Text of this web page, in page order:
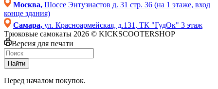
Москва, Шоссе Энтузиастов д. 31 стр. 36 (на 1 этаже, вход
конце здания)
Самара, ул. Красноармейская, д.131, ТК "ГудОк" 3 этаж
Трюковые самокаты 2026 © KICKSCOOTERSHOP
Версия для печати
Найти
Перед началом покупок.